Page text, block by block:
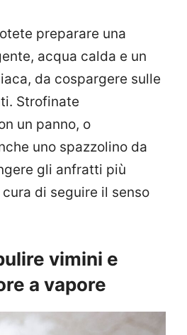
preparare una
acqua calda e un
da cospargere sulle
Strofinate
un panno, o
uno spazzolino da
gli anfratti più
di seguire il senso
vimini e
a vapore